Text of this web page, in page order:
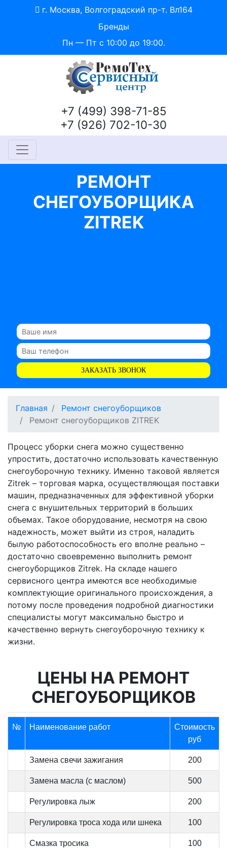
г. Москва, Волгоградский пр-т. Вл164
Бренды
Пн — Пт с 10:00 до 19:00.
+7 (499) 398-71-85
+7 (926) 702-10-30
РЕМОНТ
СНЕГОУБОРЩИКА
ZITREK
ЗАКАЗАТЬ ЗВОНОК
Главная
Ремонт снегоуборщиков
Ремонт снегоуборщиков ZITREK
Процесс уборки снега можно существенно
упростить, достаточно использовать качественную
снегоуборочную технику. Именно таковой является
Zitrek – торговая марка, осуществляющая поставки
машин, предназначенных для эффективной уборки
снега с внушительных территорий в больших
объемах. Такое оборудование, несмотря на свою
надежность, может выйти из строя, наладить
былую работоспособность его вполне реально –
достаточно своевременно выполнить ремонт
снегоуборщиков Zitrek. На складе нашего
сервисного центра имеются все необходимые
комплектующие оригинального происхождения, а
потому после проведения подробной диагностики
специалисты могут максимально быстро и
качественно вернуть снегоуборочную технику к
жизни.
ЦЕНЫ НА РЕМОНТ
СНЕГОУБОРЩИКОВ
№ Наименование работ
Стоимость
руб
Замена свечи зажигания 200
Замена масла (с маслом) 500
Регулировка лыж 200
Регулировка троса хода или шнека 100
Смазка тросика 100